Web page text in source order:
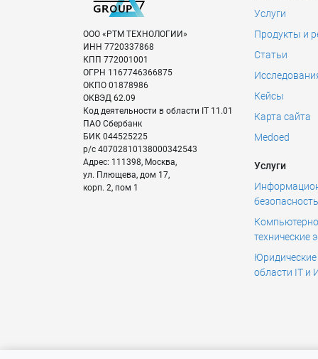
ООО «РТМ ТЕХНОЛОГИИ»
ИНН 7720337868
КПП 772001001
ОГРН 1167746366875
ОКПО 01878986
ОКВЭД 62.09
Код деятельности в области IT 11.01
ПАО Сбербанк
БИК 044525225
р/с 40702810138000342543
Адрес: 111398, Москва,
ул. Плющева, дом 17,
корп. 2, пом 1
Услуги
Продукты и
Статьи
Кейсы
Карта сайта
Medoed
Услуги
безопасность
технические
Юридические
области IT и